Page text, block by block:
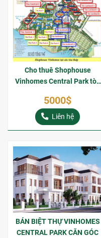
Cho thuê Shophouse
Vinhomes Central Park tòa
5000$
Liên hệ
BÁN BIỆT THỰ VINHOMES
CENTRAL PARK CĂN GÓC